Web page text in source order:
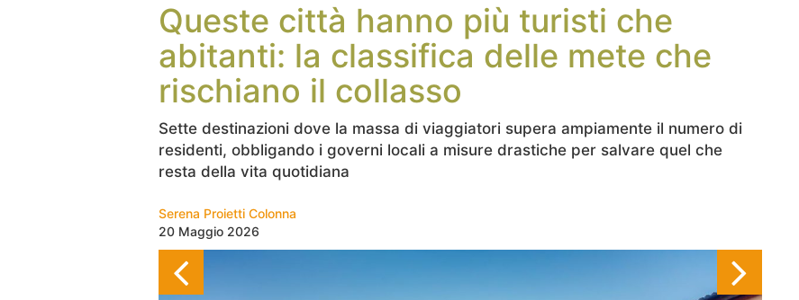
Queste città hanno più turisti che
abitanti: la classifica delle mete che
rischiano il collasso
Sette destinazioni dove la massa di viaggiatori supera ampiamente il numero di
residenti, obbligando i governi locali a misure drastiche per salvare quel che
resta della vita quotidiana
Serena Proietti Colonna
20 Maggio 2026